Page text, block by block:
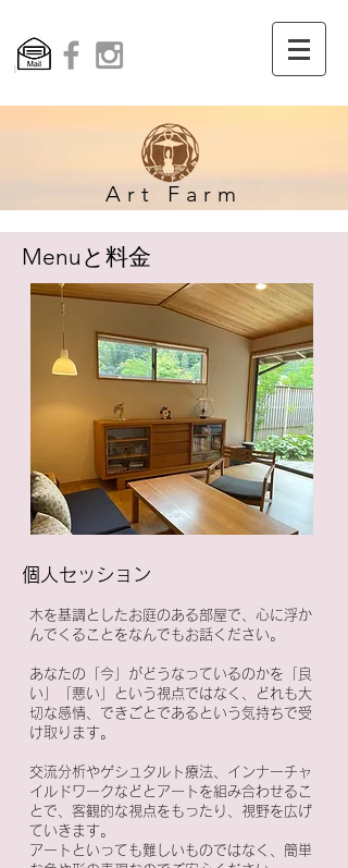
Art Farm​
Menuと料金
個人セッション
木を基調としたお庭のある部屋で、心に浮か
んでくることをなんでもお話ください。
あなたの「今」がどうなっているのかを 「良
い」「悪い」という視点ではなく、どれも大
切な感情、できごとであるという気持ちで受
け取ります。
交流分析やゲシュタルト療法、インナーチャ
イルドワークなどとアートを組み合わせるこ
とで、客観的な視点をもったり、視野を広げ
ていきます。
アートといっても難しいものではなく、簡単